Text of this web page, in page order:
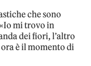
che sono
mi trovo in
dei fiori, l’altro
è il momento di